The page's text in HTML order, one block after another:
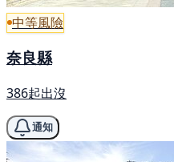
中等風險
奈良縣
386起出沒
通知